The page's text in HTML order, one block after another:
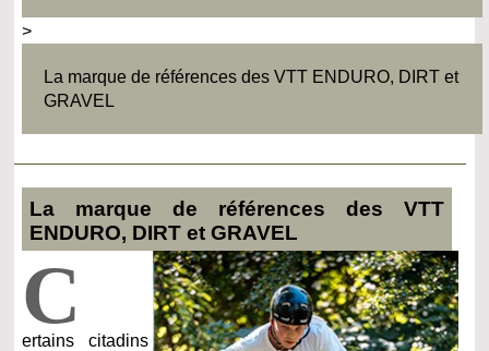
>
La marque de références des VTT ENDURO, DIRT et
GRAVEL
La marque de références des VTT
ENDURO, DIRT et GRAVEL
C
ertains citadins